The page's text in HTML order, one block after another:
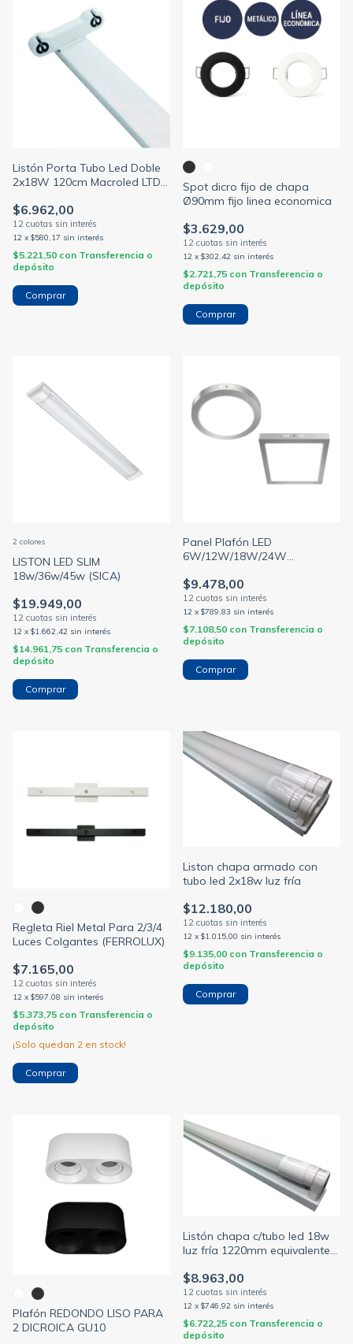
Listón Porta Tubo Led Doble
2x18W 120cm Macroled LTD-
$6.962,00
12 x $580,17 sin interés
$5.221,50 con Transferencia o
depósito
Spot dicro fijo de chapa
Ø90mm fijo linea economica
$3.629,00
12 x $302,42 sin interés
$2.721,75 con Transferencia o
depósito
Comprar
LISTON LED SLIM
18w/36w/45w (SICA)
$19.949,00
12 x $1.662,42 sin interés
$14.961,75 con Transferencia o
depósito
2 colores
Comprar
Panel Plafón LED
6W/12W/18W/24W
(MACROLED)
$9.478,00
12 x $789,83 sin interés
$7.108,50 con Transferencia o
depósito
Comprar
Regleta Riel Metal Para 2/3/4
Luces Colgantes (FERROLUX)
$7.165,00
12 x $597,08 sin interés
$5.373,75 con Transferencia o
depósito
¡Solo quedan 2 en stock!
Comprar
Liston chapa armado con
tubo led 2x18w luz fría
$12.180,00
12 x $1.015,00 sin interés
$9.135,00 con Transferencia o
depósito
Plafón REDONDO LISO PARA
2 DICROICA GU10
Listón chapa c/tubo led 18w
luz fría 1220mm equivalente
$8.963,00
12 x $746,92 sin interés
$6.722,25 con Transferencia o
depósito